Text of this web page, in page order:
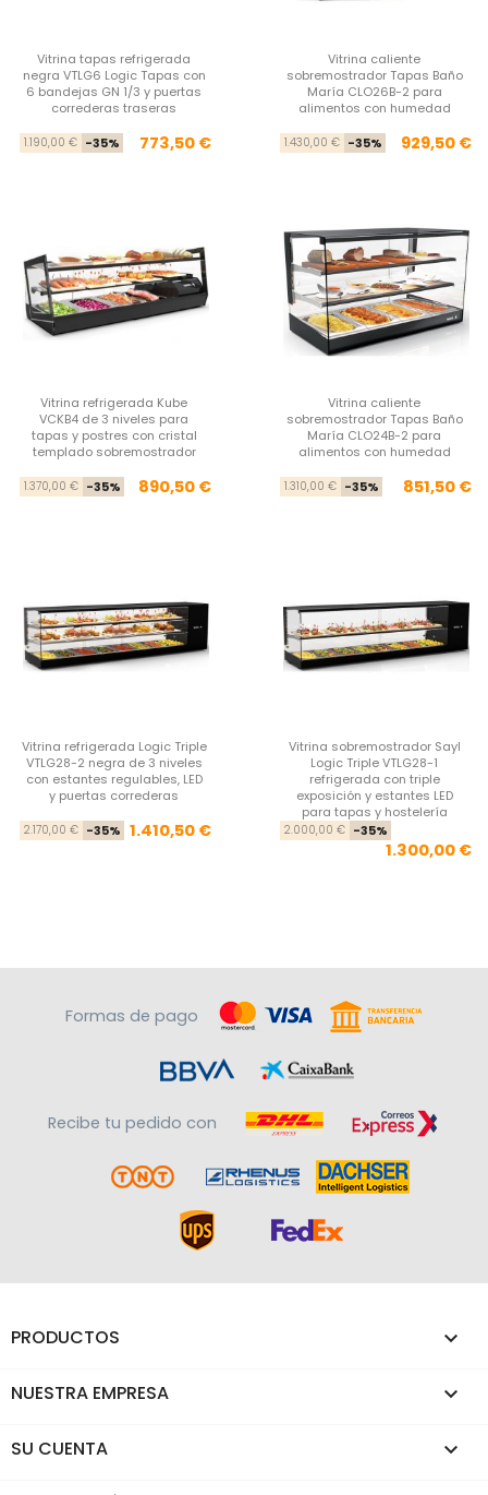
Vitrina tapas refrigerada
negra VTLG6 Logic Tapas con
6 bandejas GN 1/3 y puertas
correderas traseras
Precio base
1.190,00 € -35% Precio
773,50 €
Vitrina caliente
sobremostrador Tapas Baño
María CLO26B-2 para
alimentos con humedad
1.430,00 € -35% 929,50 €
Vitrina refrigerada Kube
VCKB4 de 3 niveles para
tapas y postres con cristal
templado sobremostrador
Precio base
1.370,00 € -35% Precio
890,50 €
Vitrina caliente
sobremostrador Tapas Baño
María CLO24B-2 para
alimentos con humedad
1.310,00 € -35% 851,50 €
Vitrina refrigerada Logic Triple
VTLG28-2 negra de 3 niveles
con estantes regulables, LED
y puertas correderas
Precio base
2.170,00 € -35% Precio
1.410,50 €
Vitrina sobremostrador Sayl
Logic Triple VTLG28-1
refrigerada con triple
exposición y estantes LED
para tapas y hostelería
2.000,00 € -35%
1.300,00 €
Formas de pago
Recibe tu pedido con
PRODUCTOS 
NUESTRA EMPRESA 
SU CUENTA 